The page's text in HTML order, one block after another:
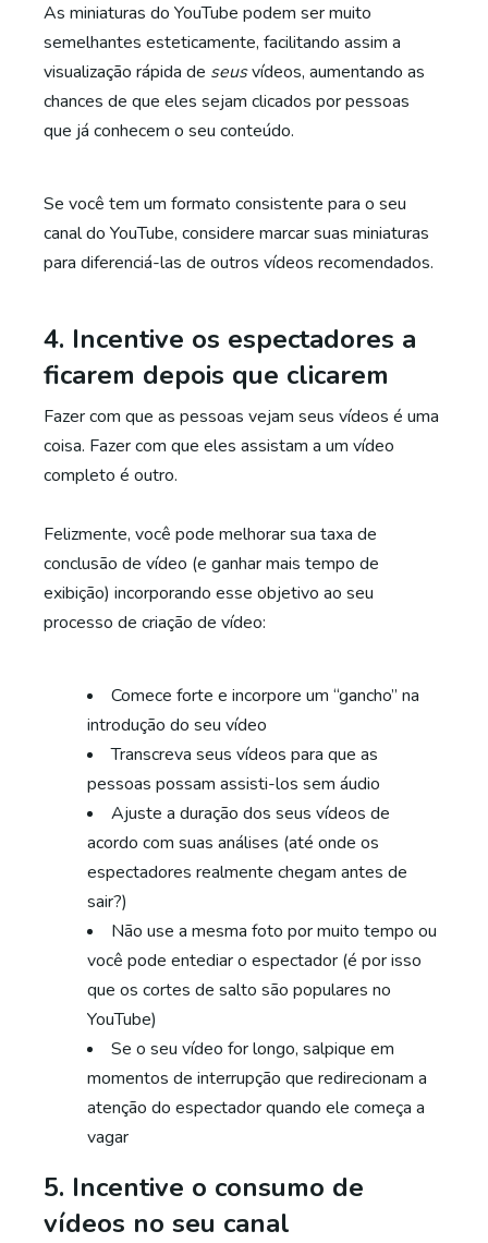
As miniaturas do YouTube podem ser muito
semelhantes esteticamente, facilitando assim a
visualização rápida de seusvídeos, aumentando as
chances de que eles sejam clicados por pessoas
que já conhecem o seu conteúdo.
Se você tem um formato consistente para o seu
canal do YouTube, considere marcar suas miniaturas
para diferenciá-las de outros vídeos recomendados.
4. Incentive os espectadores a
ficarem depois que clicarem
Fazer com que as pessoas vejam seus vídeos é uma
coisa. Fazer com que eles assistam a um vídeo
completo é outro.
Felizmente, você pode melhorar sua taxa de
conclusão de vídeo (e ganhar mais tempo de
exibição) incorporando esse objetivo ao seu
processo de criação de vídeo:
Comece forte e incorpore um “gancho” na
introdução do seu vídeo
Transcreva seus vídeos para que as
pessoas possam assisti-los sem áudio
Ajuste a duração dos seus vídeos de
acordo com suas análises (até onde os
espectadores realmente chegam antes de
sair?)
Não use a mesma foto por muito tempo ou
você pode entediar o espectador (é por isso
que os cortes de salto são populares no
YouTube)
Se o seu vídeo for longo, salpique em
momentos de interrupção que redirecionam a
atenção do espectador quando ele começa a
vagar
5. Incentive o consumo de
vídeos no seu canal